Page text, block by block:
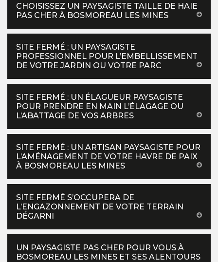
CHOISISSEZ UN PAYSAGISTE TAILLE DE HAIE
PAS CHER À BOSMOREAU LES MINES
SITE FERMÉ : UN PAYSAGISTE
PROFESSIONNEL POUR L’EMBELLISSEMENT
DE VOTRE JARDIN OU VOTRE PARC
SITE FERMÉ : UN ÉLAGUEUR PAYSAGISTE
POUR PRENDRE EN MAIN L’ÉLAGAGE OU
L’ABATTAGE DE VOS ARBRES
SITE FERMÉ : UN ARTISAN PAYSAGISTE POUR
L’AMÉNAGEMENT DE VOTRE HAVRE DE PAIX
À BOSMOREAU LES MINES
SITE FERMÉ S’OCCUPERA DE
L’ENGAZONNEMENT DE VOTRE TERRAIN
DÉGARNI
UN PAYSAGISTE PAS CHER POUR VOUS À
BOSMOREAU LES MINES ET SES ALENTOURS